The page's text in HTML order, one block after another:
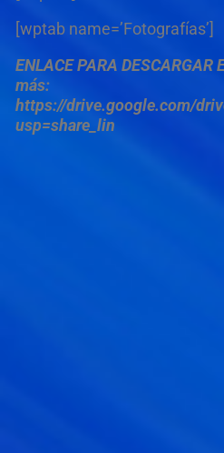
[wptab name=’Fotografías’]
ENLACE PARA DESCARGAR
más:
https://drive.google.com/
usp=share_lin